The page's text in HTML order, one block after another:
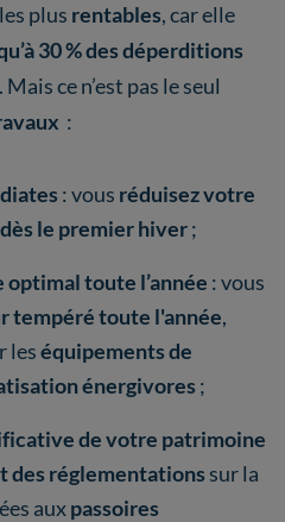
les plus rentables, car elle
30 % des déperditions
ce n’est pas le seul
:
: vous réduisez votre
dès le premier hiver;
toute l’année :vous
tempéré toute l'année,
leséquipements de
énergivores ;
de votre patrimoine
des réglementations sur la
auxpassoires